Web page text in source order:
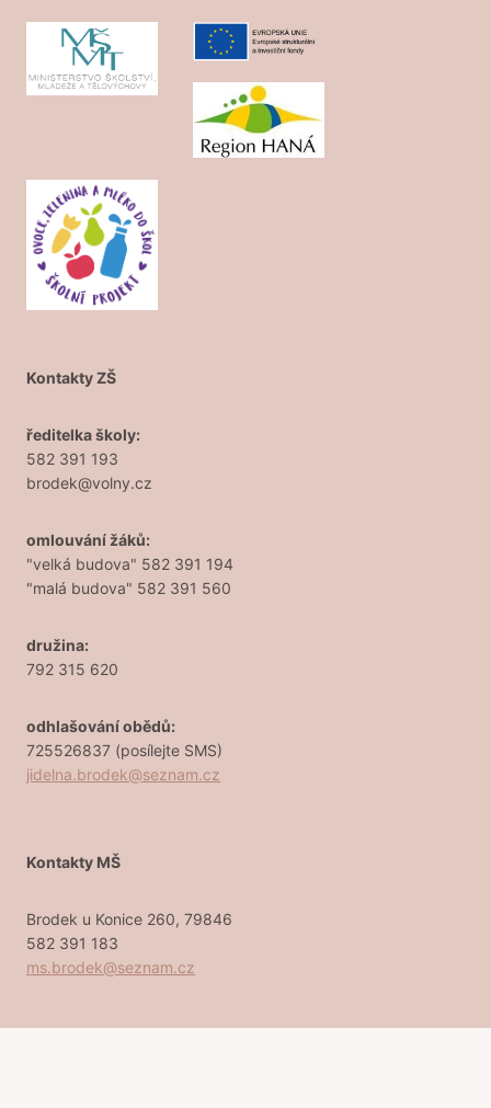
Kontakty ZŠ
ředitelka školy:
582 391 193
brodek@volny.cz
omlouvání žáků:
"velká budova" 582 391 194
"malá budova" 582 391 560
družina:
792 315 620
odhlašování obědů:
725526837 (posílejte SMS)
jidelna.brodek@seznam.cz
Kontakty MŠ
Brodek u Konice 260, 79846
582 391 183
ms.brodek@seznam.cz